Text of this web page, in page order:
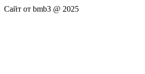
Сайт от bmb3 @ 2025